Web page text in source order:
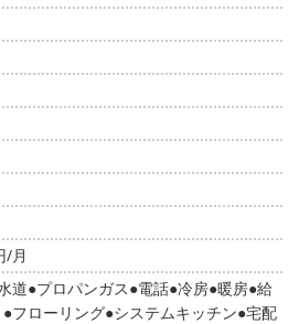
/月
道 プロパンガス 電話 冷房 暖房 給
フローリング システムキッチン 宅配